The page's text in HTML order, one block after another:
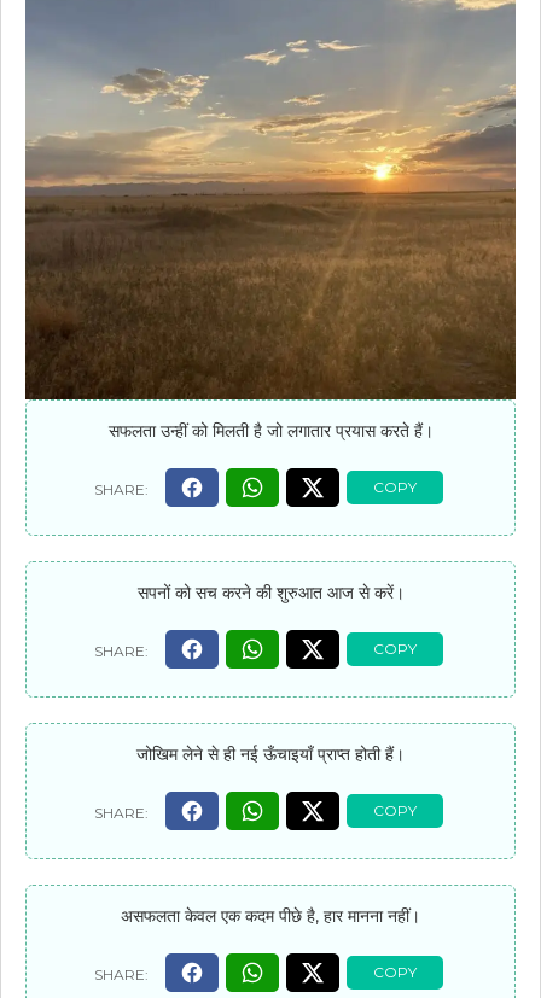
सफलता उन्हीं को मिलती है जो लगातार प्रयास करते हैं।
सपनों को सच करने की शुरुआत आज से करें।
जोखिम लेने से ही नई ऊँचाइयाँ प्राप्त होती हैं।
असफलता केवल एक कदम पीछे है, हार मानना नहीं।